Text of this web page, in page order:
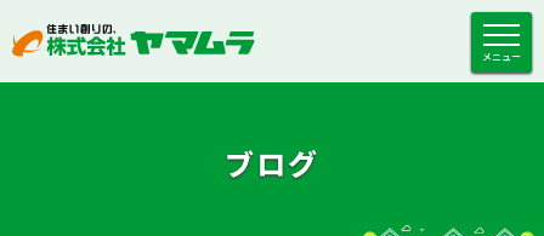
メニュー
ブログ